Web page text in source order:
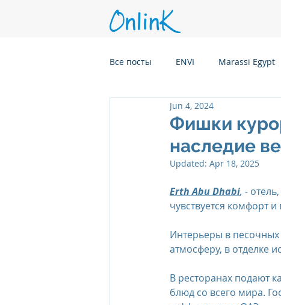
Все посты ENVI Marassi Egypt
Six Senses Kanuhura, Maldives
Six Senses Kaplankaya, Turkey
Six Senses Rome, Italy Six
Six Senses CransMontana
The Oberoi Beach Resort Mauritius
Фишки
наследие
Jun 4, 2024
Updated: Apr 18, 2025
Erth Abu Dhabi, -
чувствуется комфорт
Интерьеры в
атмосферу, в отделке
В ресторанах подают
блюд со всего мира.